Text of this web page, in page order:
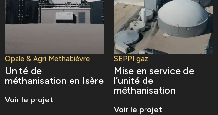
Opale & Agri Methabièvre
Unité de
méthanisation en Isère
Voir le projet
SEPPI gaz
Mise en service de
l’unité de
méthanisation
Voir le projet